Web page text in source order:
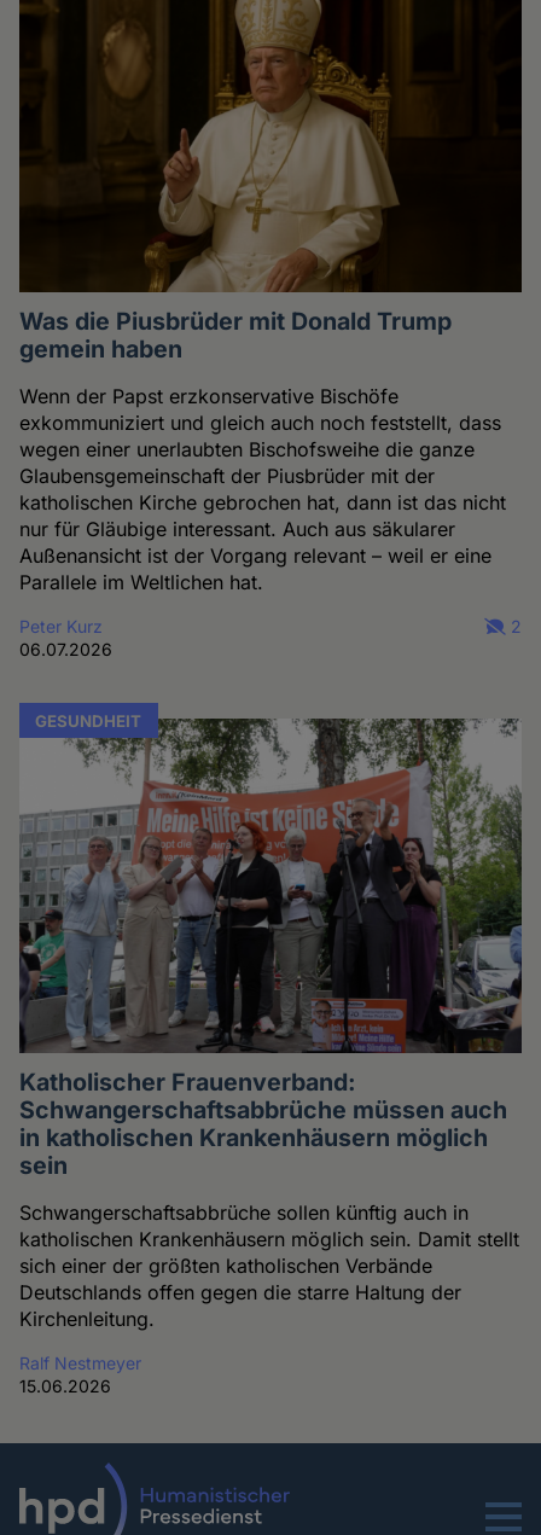
Was die Piusbrüder mit Donald Trump
gemein haben
Wenn der Papst erzkonservative Bischöfe
exkommuniziert und gleich auch noch feststellt, dass
wegen einer unerlaubten Bischofsweihe die ganze
Glaubensgemeinschaft der Piusbrüder mit der
katholischen Kirche gebrochen hat, dann ist das nicht
nur für Gläubige interessant. Auch aus säkularer
Außenansicht ist der Vorgang relevant – weil er eine
Parallele im Weltlichen hat.
Peter Kurz
06.07.2026
2
GESUNDHEIT
Katholischer Frauenverband:
Schwangerschaftsabbrüche müssen auch
in katholischen Krankenhäusern möglich
sein
Schwangerschaftsabbrüche sollen künftig auch in
katholischen Krankenhäusern möglich sein. Damit stellt
sich einer der größten katholischen Verbände
Deutschlands offen gegen die starre Haltung der
Kirchenleitung.
Ralf Nestmeyer
15.06.2026
Menu